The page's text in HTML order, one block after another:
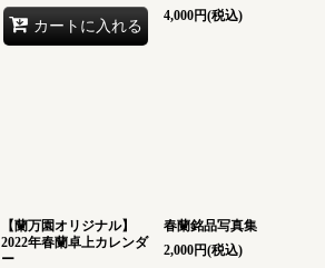
カートに入れる
4,000円(税込)
【蘭万園オリジナル】
2022年春蘭卓上カレンダ
ー
春蘭銘品写真集
2,000円(税込)